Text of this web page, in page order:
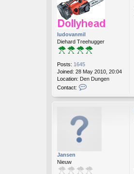
t
G
r
d
c
ludovanmil
Diehard Treehugger
Posts: 1645
Joined: 28 May 2010, 20:04
Location: Den Dungen
Contact:
c
a
Jansen
Nieuw